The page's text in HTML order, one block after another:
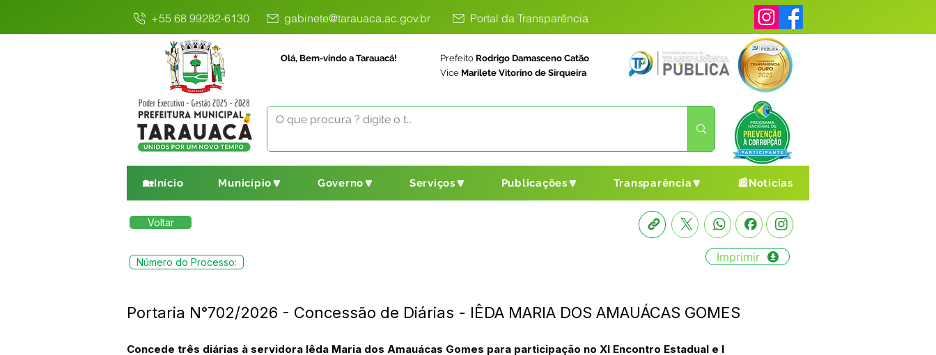
+55 68 99282-6130 gabinete@tarauaca.ac.gov.br Portal da Transparência
Olá, Bem-vindo a Tarauacá! Prefeito Rodrigo Damasceno Catão
Vice Marilete Vitorino de Sirqueira
🏡Início Município🔽 Governo🔽 Serviços🔽 Publicações🔽 Transparência🔽 📰Notícias
Voltar
Número do Processo: Imprimir
Portaria N°702/2026 - Concessão de Diárias - IÊDA MARIA DOS AMAUÁCAS GOMES
Concede três diárias à servidora Iêda Maria dos Amauácas Gomes para participação no XI Encontro Estadual e I